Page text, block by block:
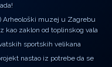
Arheološki muzej u Zagrebu
kao zaklon od toplinskog vala
sportskih velikana
nastao iz potrebe da se